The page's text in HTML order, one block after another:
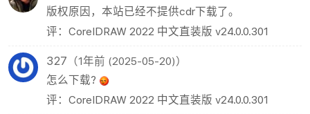
精彩评论
廿八 （1年前 (2025-05-23)）
版权原因，本站已经不提供cdr下载了。